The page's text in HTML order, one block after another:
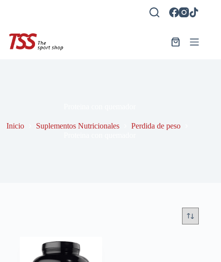
Carro
Inicio Suplementos Nutricionales
Perdida de peso